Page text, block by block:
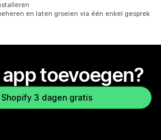
en laten groeien via één enkel gesprek
toevoegen?
Shopify 3 dagen gratis